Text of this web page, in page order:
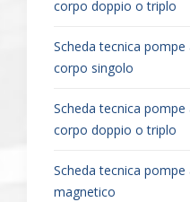
corpo doppio o triplo
Scheda tecnica
corpo singolo
Scheda tecnica
corpo doppio o triplo
Scheda tecnica
magnetico